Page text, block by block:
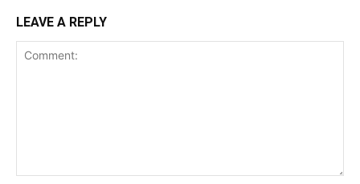
LEAVE A REPLY